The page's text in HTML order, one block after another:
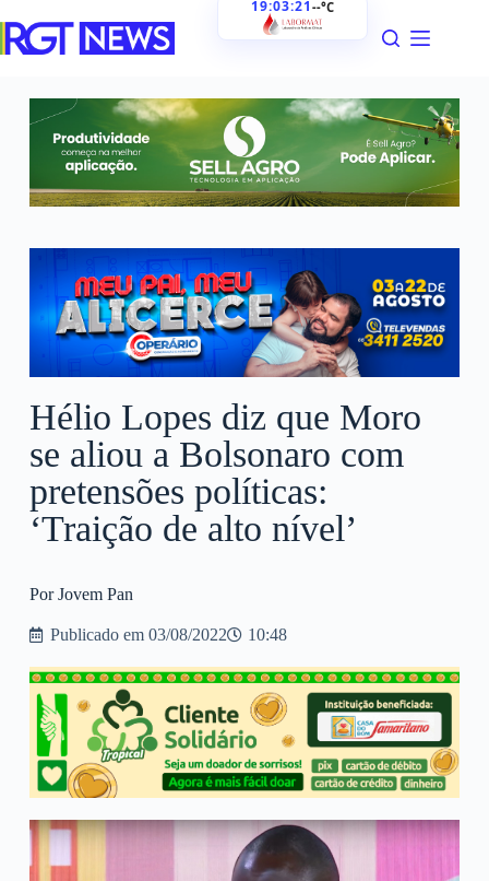
19:03:22 --°C
Hélio Lopes diz que Moro
se aliou a Bolsonaro com
pretensões políticas:
‘Traição de alto nível’
Por Jovem Pan
Publicado em 03/08/2022 10:48